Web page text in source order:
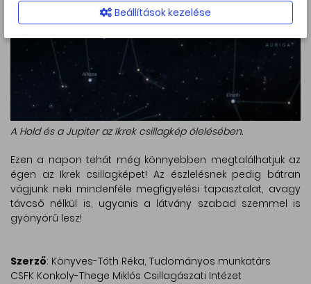
A Hold és a Jupiter az Ikrek csillagkép ölelésében.
Ezen a napon tehát még könnyebben megtalálhatjuk az
égen az Ikrek csillagképet! Az észlelésnek pedig bátran
vágjunk neki mindenféle megfigyelési tapasztalat, avagy
távcső nélkül is, ugyanis a látvány szabad szemmel is
gyönyörű lesz!
Szerző: Könyves-Tóth Réka, Tudományos munkatárs
CSFK Konkoly-Thege Miklós Csillagászati Intézet
Beállítások kezelése